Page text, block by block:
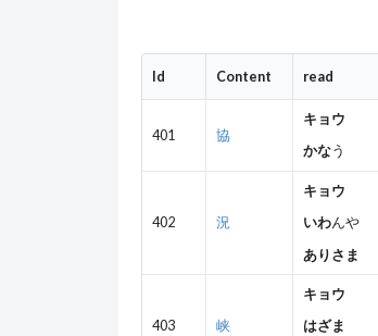
Id Content read
401 協
キョウ
かなう
402 況
キョウ
いわんや
ありさま
403 峡
キョウ
はざま